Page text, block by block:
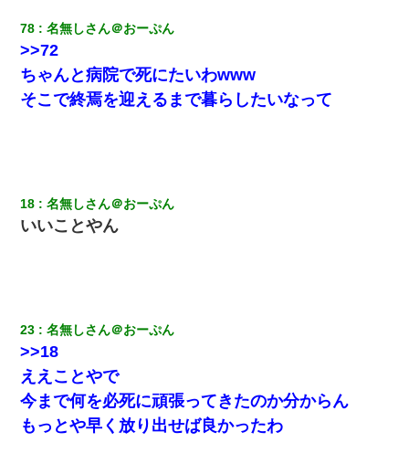
78 名無しさん＠おーぷん
>>72
ちゃんと病院で死にたいわwww
そこで終焉を迎えるまで暮らしたいなって
18 名無しさん＠おーぷん
いいことやん
23 名無しさん＠おーぷん
>>18
ええことやで
今まで何を必死に頑張ってきたのか分からん
もっとや早く放り出せば良かったわ